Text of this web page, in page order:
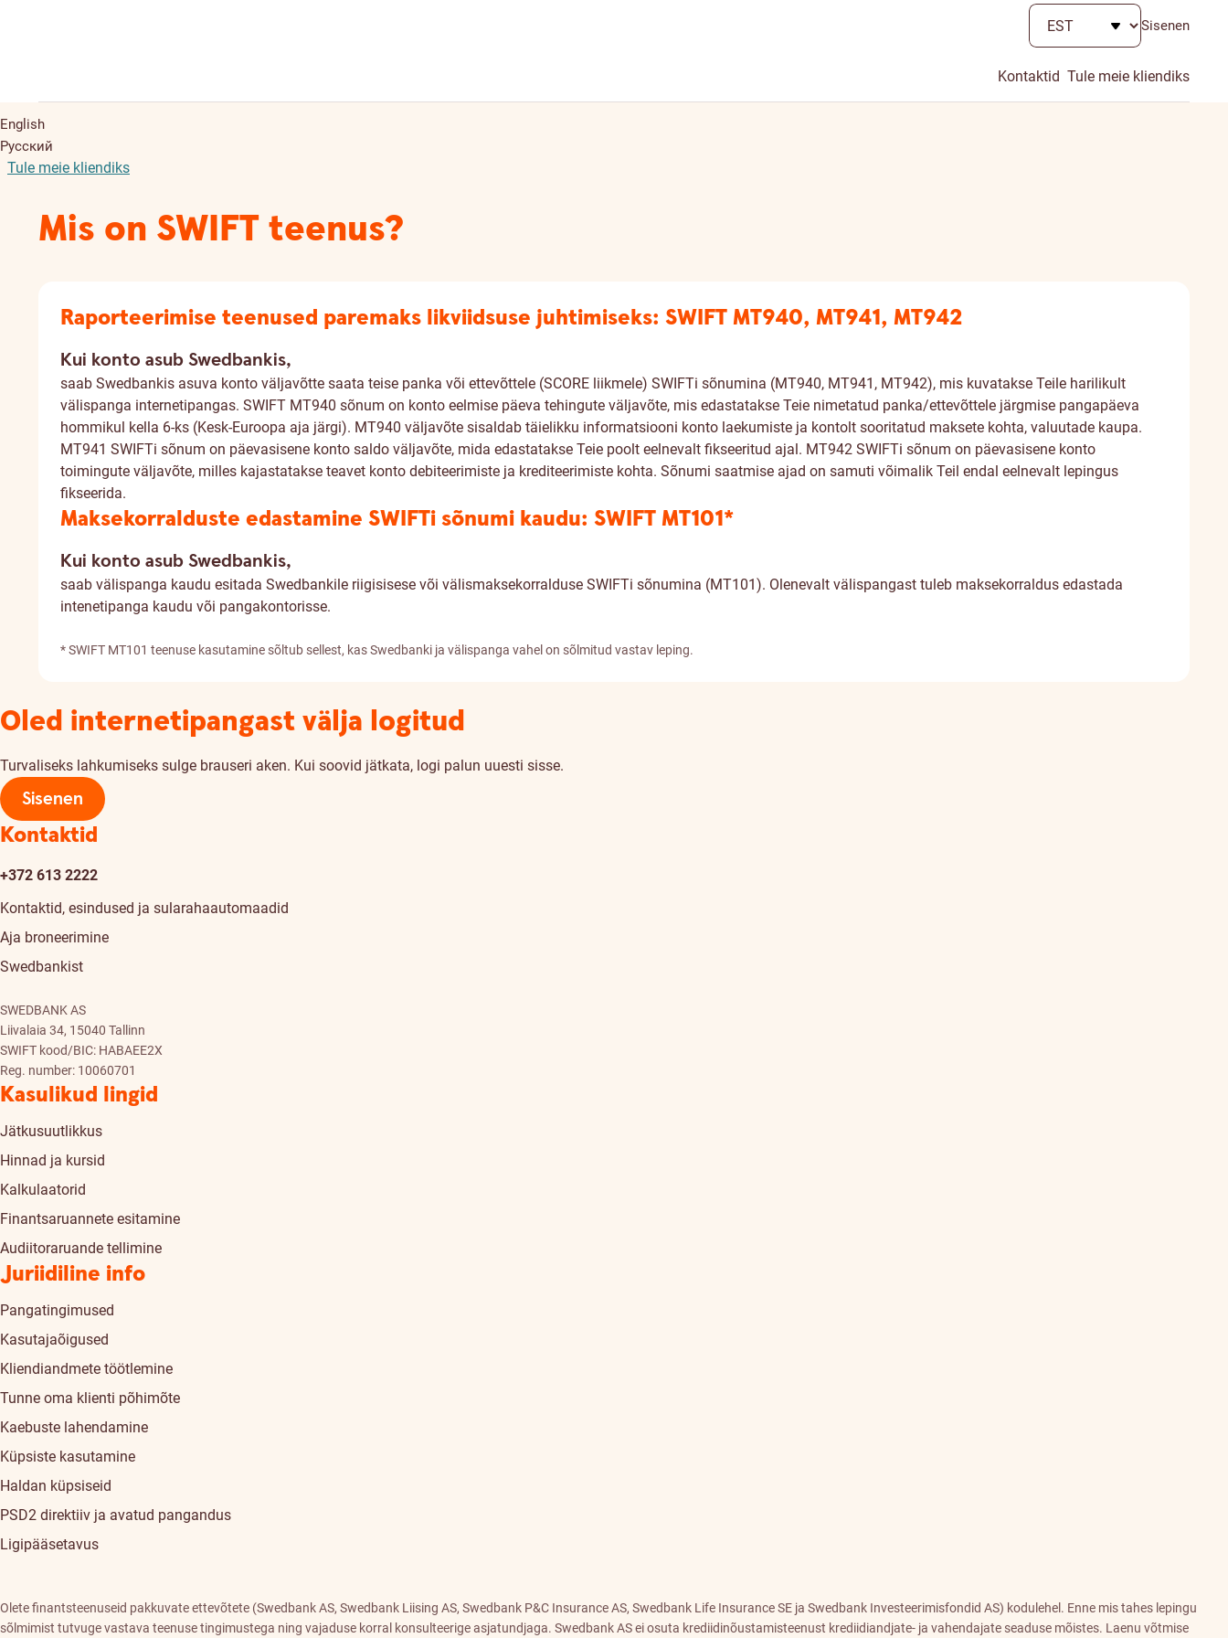
Sisenen
Kontaktid Tule meie kliendiks
English
Русский
Tule meie kliendiks
Mis on SWIFT teenus?
Raporteerimise teenused paremaks likviidsuse juhtimiseks: SWIFT MT940, MT941, MT942
Kui konto asub Swedbankis,
saab Swedbankis asuva konto väljavõtte saata teise panka või ettevõttele (SCORE liikmele) SWIFTi sõnumina (MT940, MT941, MT942), mis kuvatakse Teile harilikult
välispanga internetipangas. SWIFT MT940 sõnum on konto eelmise päeva tehingute väljavõte, mis edastatakse Teie nimetatud panka/ettevõttele järgmise pangapäeva
hommikul kella 6-ks (Kesk-Euroopa aja järgi). MT940 väljavõte sisaldab täielikku informatsiooni konto laekumiste ja kontolt sooritatud maksete kohta, valuutade kaupa.
MT941 SWIFTi sõnum on päevasisene konto saldo väljavõte, mida edastatakse Teie poolt eelnevalt fikseeritud ajal. MT942 SWIFTi sõnum on päevasisene konto
toimingute väljavõte, milles kajastatakse teavet konto debiteerimiste ja krediteerimiste kohta. Sõnumi saatmise ajad on samuti võimalik Teil endal eelnevalt lepingus
fikseerida.
Maksekorralduste edastamine SWIFTi sõnumi kaudu: SWIFT MT101*
Kui konto asub Swedbankis,
saab välispanga kaudu esitada Swedbankile riigisisese või välismaksekorralduse SWIFTi sõnumina (MT101). Olenevalt välispangast tuleb maksekorraldus edastada
intenetipanga kaudu või pangakontorisse.
* SWIFT MT101 teenuse kasutamine sõltub sellest, kas Swedbanki ja välispanga vahel on sõlmitud vastav leping.
Oled internetipangast välja logitud
Turvaliseks lahkumiseks sulge brauseri aken. Kui soovid jätkata, logi palun uuesti sisse.
Sisenen
Kontaktid
+372 613 2222
Kontaktid, esindused ja sularahaautomaadid
Aja broneerimine
Swedbankist
SWEDBANK AS
Liivalaia 34, 15040 Tallinn
SWIFT kood/BIC: HABAEE2X
Reg. number: 10060701
Kasulikud lingid
Jätkusuutlikkus
Hinnad ja kursid
Kalkulaatorid
Finantsaruannete esitamine
Audiitoraruande tellimine
Juriidiline info
Pangatingimused
Kasutajaõigused
Kliendiandmete töötlemine
Tunne oma klienti põhimõte
Kaebuste lahendamine
Küpsiste kasutamine
Haldan küpsiseid
PSD2 direktiiv ja avatud pangandus
Ligipääsetavus
Olete finantsteenuseid pakkuvate ettevõtete (Swedbank AS, Swedbank Liising AS, Swedbank P&C Insurance AS, Swedbank Life Insurance SE ja Swedbank Investeerimisfondid AS) kodulehel. Enne mis tahes lepingu
sõlmimist tutvuge vastava teenuse tingimustega ning vajaduse korral konsulteerige asjatundjaga. Swedbank AS ei osuta krediidinõustamisteenust krediidiandjate- ja vahendajate seaduse mõistes. Laenu võtmise